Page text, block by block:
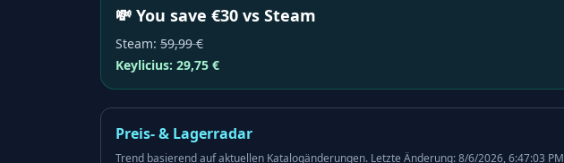
💸 You save €30 vs Steam
Steam: 59,99 €
Keylicius: 29,75 €
Preis- & Lagerradar
Trend basierend auf aktuellen Katalogänderungen. Letzte Änderung: 8/6/2026, 6:47:03 PM